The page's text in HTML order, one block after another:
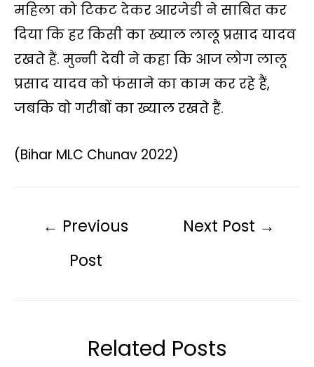
महिला को टिकट देकर आरजेडी ने साबित कर
दिया कि हर किसी का ख्याल लालू प्रसाद यादव
रखते हैं. मुन्नी देवी ने कहा कि आज लोग लालू
प्रसाद यादव को फंसाने का काम कर रहे हैं,
जबकि वो गरीबों का ख्याल रखते हैं.
(Bihar MLC Chunav 2022)
← Previous
Post
Next Post →
Related Posts